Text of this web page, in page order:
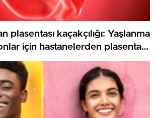
plasentası kaçakçılığı: Yaşlanma
için hastanelerden plasenta
soruşturma